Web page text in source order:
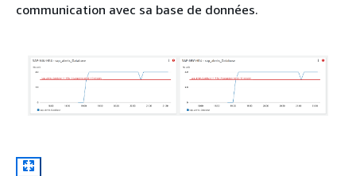
communication avec sa base de données.